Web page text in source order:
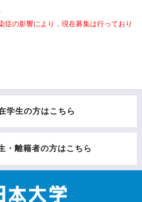
症の影響により，現在募集は行っており
学生の方はこちら
・離籍者の方はこちら